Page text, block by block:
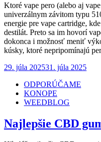
Ktoré vape pero (alebo aj
univerzálnym závitom typu
energie pre vape cartridge,
destilát. Preto sa im hovorí
dokonca i možnosť meniť
kúsky, ktoré nepripomínajú
Posted
29. júla 202531. júla 2025
ODPORÚČAME
KONOPE
WEEDBLOG
Najlepšie CBD